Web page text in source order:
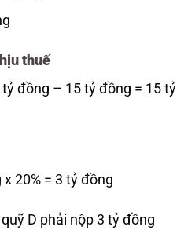
thuế
đồng – 15 tỷ đồng = 15 tỷ
20% = 3 tỷ đồng
D phải nộp 3 tỷ đồng